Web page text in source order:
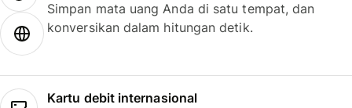
Simpan mata uang Anda di satu tempat, dan
konversikan dalam hitungan detik.
Kartu debit internasional